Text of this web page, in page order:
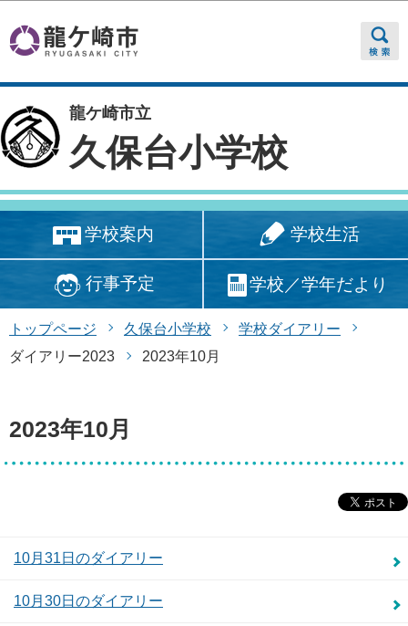
龍ケ崎市立
久保台小学校
学校案内 学校生活
行事予定 学校／学年だより
トップページ 久保台小学校
学校ダイアリー
ダイアリー2023
2023年10月
2023年10月
10月31日のダイアリー
10月30日のダイアリー